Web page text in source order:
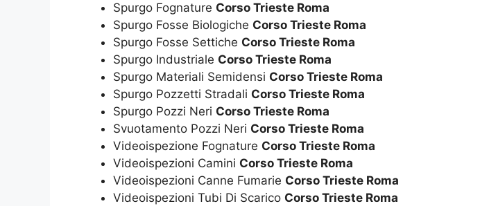
Spurgo Fognature Corso Trieste Roma
Spurgo Fosse Biologiche Corso Trieste Roma
Spurgo Fosse Settiche Corso Trieste Roma
Spurgo Industriale Corso Trieste Roma
Spurgo Materiali Semidensi Corso Trieste Roma
Spurgo Pozzetti Stradali Corso Trieste Roma
Spurgo Pozzi Neri Corso Trieste Roma
Svuotamento Pozzi Neri Corso Trieste Roma
Videoispezione Fognature Corso Trieste Roma
Videoispezioni Camini Corso Trieste Roma
Videoispezioni Canne Fumarie Corso Trieste Roma
Videoispezioni Tubi Di Scarico Corso Trieste Roma